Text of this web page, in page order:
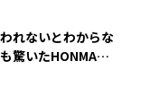
れないとわからな
驚いたHONMA